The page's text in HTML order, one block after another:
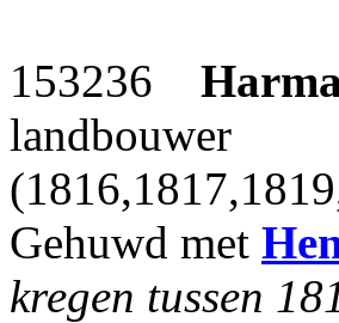
153236
landbouwer
Gehuwd met
kregen tussen